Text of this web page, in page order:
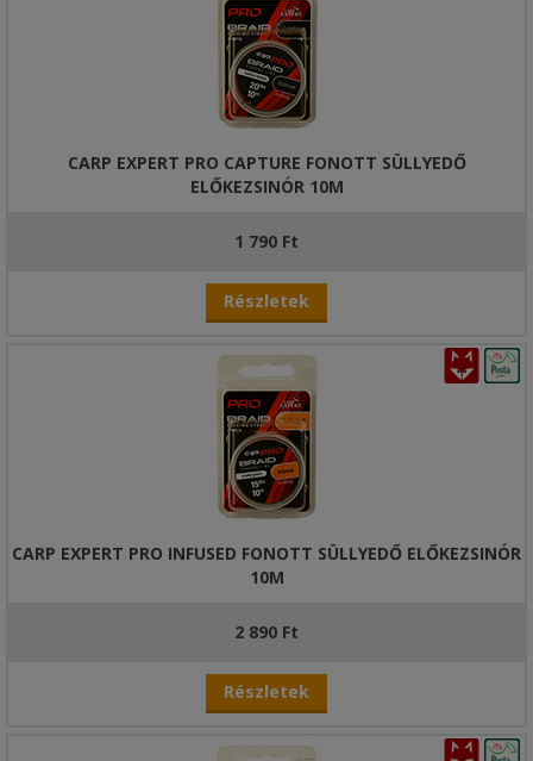
CARP EXPERT PRO CAPTURE FONOTT SÜLLYEDŐ
ELŐKEZSINÓR 10M
1 790 Ft
Részletek
CARP EXPERT PRO INFUSED FONOTT SÜLLYEDŐ ELŐKEZSINÓR
10M
2 890 Ft
Részletek